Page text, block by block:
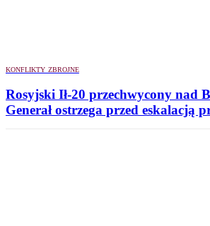
KONFLIKTY ZBROJNE
Rosyjski Ił-20 przechwycony nad
Generał ostrzega przed eskalacją